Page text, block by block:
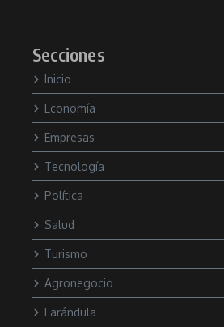
Secciones
Inicio
Economía
Empresas
Tecnología
Política
Salud
Turismo
Agronegocio
Farándula